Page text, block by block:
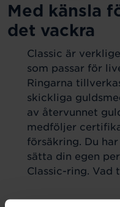
Med känsla
det vackra
Classic är
som passar för
Ringarna
skickliga
av återvunnet
medföljer
försäkring. Du
sätta din egen
Classic-ring. Vad